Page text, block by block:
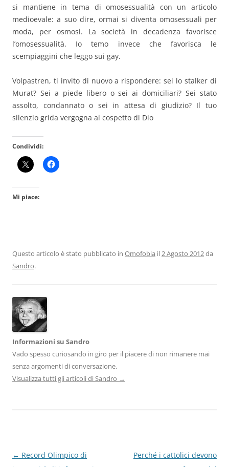
si mantiene in tema di omosessualità con un articolo
medioevale: a suo dire, ormai si diventa omosessuali per
moda, per osmosi. La società in decadenza favorisce
l’omosessualità. Io temo invece che favorisca le
scempiaggini che leggo sui gay.
Volpastren, ti invito di nuovo a rispondere: sei lo stalker di
Murat? Sei a piede libero o sei ai domiciliari? Sei stato
assolto, condannato o sei in attesa di giudizio? Il tuo
silenzio grida vergogna al cospetto di Dio
Condividi:
Mi piace:
Questo articolo è stato pubblicato in Omofobia il2 Agosto 2012da
Sandro.
Informazioni su Sandro
Vado spesso curiosando in giro per il piacere di non rimanere mai
senza argomenti di conversazione.
Visualizza tutti gli articoli di Sandro →
Navigazione
← Record Olimpico di
Perché i cattolici devono